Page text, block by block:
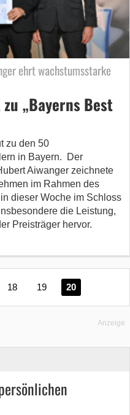
ehrt wachstumsstarke
„Bayerns Best
zu den 50
in Bayern. Der
Aiwanger zeichnete
im Rahmen des
dieser Woche im Schloss
die Leistung,
Preisträger hervor.
18 19 20
Anzeige